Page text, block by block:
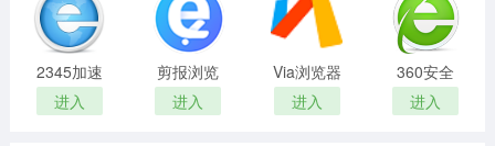
2345加速
浏览器
进入
剪报浏览
器
JBrowser
进入
Via浏览器
电脑版
进入
360安全
浏览器
进入